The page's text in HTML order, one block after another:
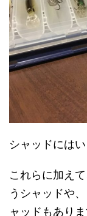
シャッドには
これらに加え
うシャッドや
ャッドもありま